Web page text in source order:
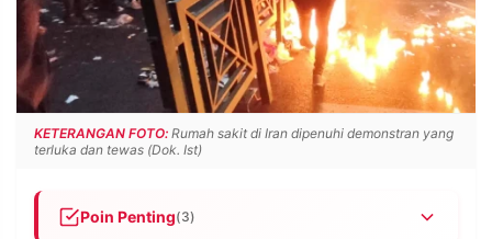
INFORMASI
IKLAN
KIRIM
TULISAN
PENGADUAN TERM
OF
SERVICE
IKUTI
KAMI
KETERANGAN FOTO: Rumah sakit di Iran dipenuhi demonstran yang
terluka dan tewas (Dok. Ist)
Poin Penting(3)